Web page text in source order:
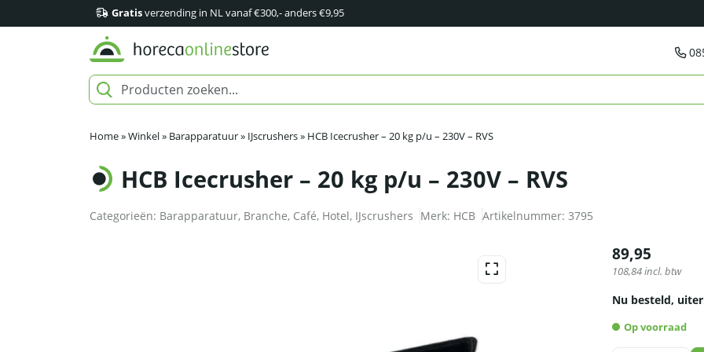
Gratisverzending in NL vanaf €300,- anders €9,95
Home»Winkel» Barapparatuur» IJscrushers» HCB Icecrusher – 20 kg p/u – 230V – RVS
HCB Icecrusher – 20 kg p/u – 230V – RVS
Categorieën: Barapparatuur, Branche, Café, Hotel, IJscrushers Merk: HCB Artikelnummer: 3795
89,95
108,84incl. btw
Nu besteld,
Op voorraad